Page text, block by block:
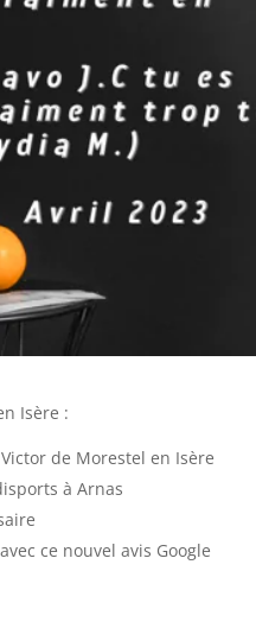
Isère :
de Morestel en Isère
à Arnas
ce nouvel avis Google